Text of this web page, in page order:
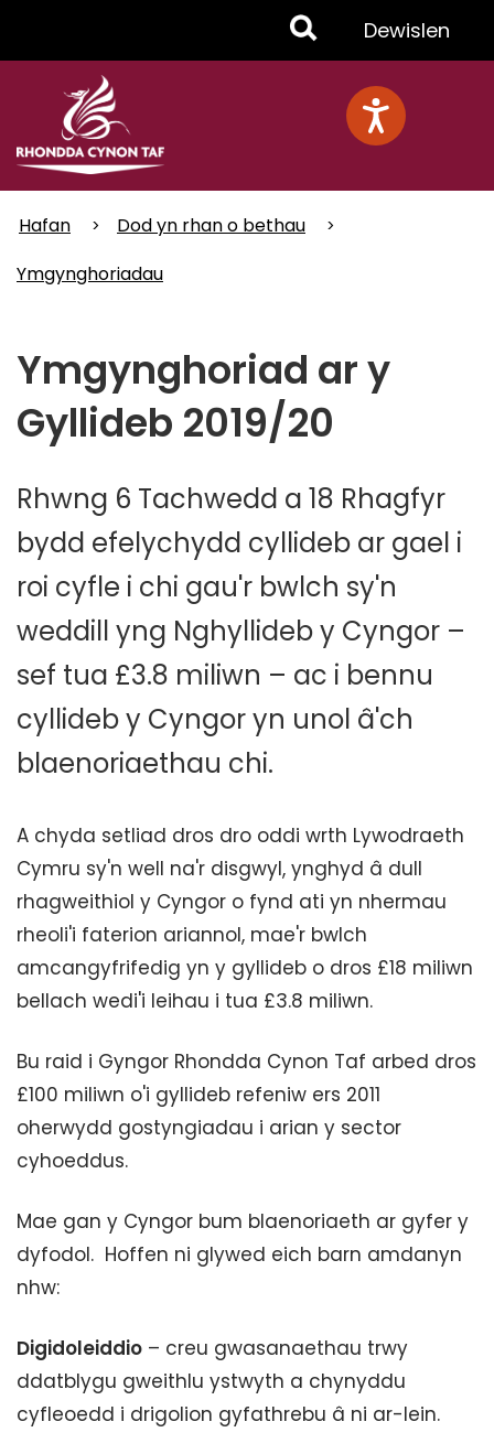
Toggle
Menu
Dewislen
Hafan
Dod yn rhan o bethau
Ymgynghoriadau
Ymgynghoriad ar y
Gyllideb 2019/20
Rhwng 6 Tachwedd a 18 Rhagfyr
bydd efelychydd cyllideb ar gael i
roi cyfle i chi gau'r bwlch sy'n
weddill yng Nghyllideb y Cyngor –
sef tua £3.8 miliwn – ac i bennu
cyllideb y Cyngor yn unol â'ch
blaenoriaethau chi.
A chyda setliad dros dro oddi wrth Lywodraeth
Cymru sy'n well na'r disgwyl, ynghyd â dull
rhagweithiol y Cyngor o fynd ati yn nhermau
rheoli'i faterion ariannol, mae'r bwlch
amcangyfrifedig yn y gyllideb o dros £18 miliwn
bellach wedi'i leihau i tua £3.8 miliwn.
Bu raid i Gyngor Rhondda Cynon Taf arbed dros
£100 miliwn o'i gyllideb refeniw ers 2011
oherwydd gostyngiadau i arian y sector
cyhoeddus.
Mae gan y Cyngor bum blaenoriaeth ar gyfer y
dyfodol. Hoffen ni glywed eich barn amdanyn
nhw:
Digidoleiddio – creu gwasanaethau trwy
ddatblygu gweithlu ystwyth a chynyddu
cyfleoedd i drigolion gyfathrebu â ni ar-lein.